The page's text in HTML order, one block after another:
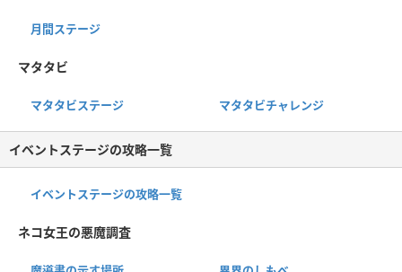
月間ステージ
マタタビ
マタタビステージ マタタビチャレンジ
イベントステージの攻略一覧
イベントステージの攻略一覧
ネコ女王の悪魔調査